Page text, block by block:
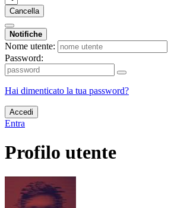
Cancella
Notifiche
Nome utente:
Password:
Hai dimenticato la tua password?
Accedi
Entra
Profilo utente